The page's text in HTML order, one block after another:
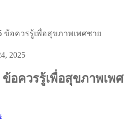
2025
ข้อควรรู้เพื่อสุขภาพเพศ